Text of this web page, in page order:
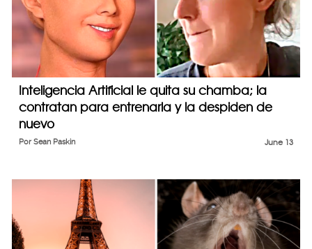
Inteligencia Artificial le quita su chamba; la
contratan para entrenarla y la despiden de
nuevo
June 13
Por Sean Paskin